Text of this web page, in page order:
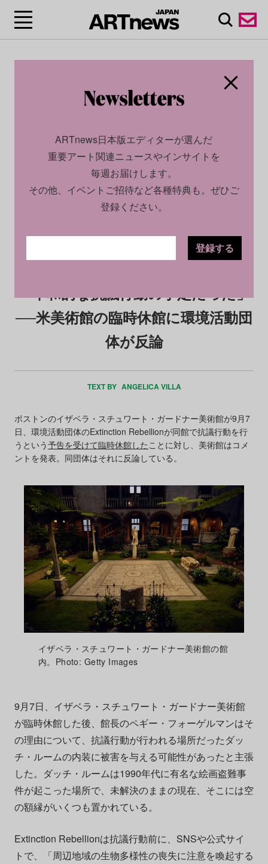
2023.09.12
「平和的な抗議行動の予定だった」
──米美術館の臨時休館に環境活動団
体が反論
TEXT BY ANGELICA VILLA
ボストンのイザベラ・スチュワート・ガードナー美術館が9月7
日、環境活動団体のExtinction Rebellionが同館で抗議行動を行
うという予告を受けて臨時休館したことに対し、美術館はコメ
ントを発表。同団体はそれに反論している。
イザベラ・スチュワート・ガードナー美術館の館
内。Photo: Getty Images
9月7日、イザベラ・スチュワート・ガードナー美術館
が臨時休館した後、館長のペギー・フォーゲルマンはそ
の理由について、抗議行動が行われる場所だったダッ
チ・ルームの内装に被害を与える可能性があったと主張
した。ダッチ・ルームは1990年代に有名な絵画盗難事
件が起こった場所で、未解決のままの現在、そこには空
の額縁がいくつも置かれている。
Extinction Rebellionは抗議行動前に、SNSや公式サイ
トで、「周辺地域の生物多様性の喪失に注意を喚起する
ARTnews日本版エディターが選んだ
重要アート関連ニュースやインサイトを
毎週お届けします。
その他、イベントご招待など各種特典も。ぜひご
登録ください。
登録する